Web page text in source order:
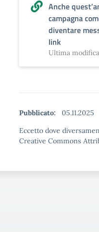
Anche
campagna
diventare
link
Ultima
Pubblicato: 05.11.2025
Eccetto dove
Creative Commons